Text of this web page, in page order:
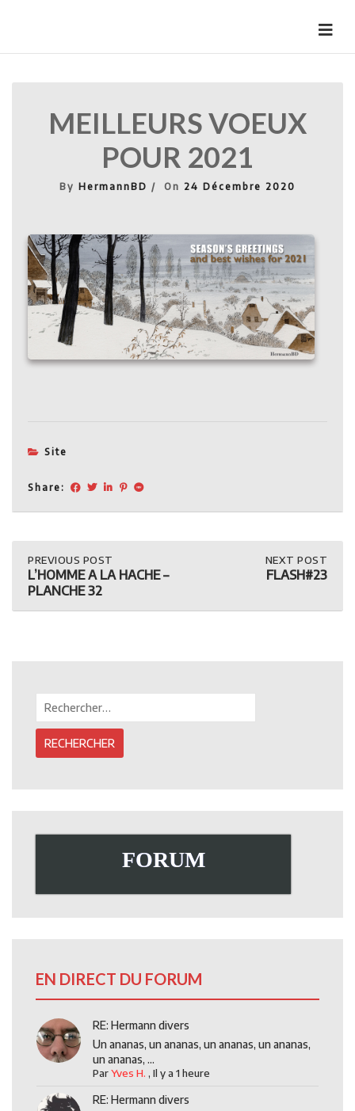
MEILLEURS VOEUX
POUR 2021
By HermannBD On 24 Décembre 2020
Site
Share:
Post
navigation
PREVIOUS
POST:
L’HOMME
A
LA
PREVIOUS POST
L’HOMME A LA HACHE –
PLANCHE 32
NEXT POST
FLASH#23
FORUM
EN DIRECT DU FORUM
RE: Hermann divers
Un ananas, un ananas, un ananas, un ananas,
un ananas, ...
ParYves H. ,Il y a 1 heure
RE: Hermann divers